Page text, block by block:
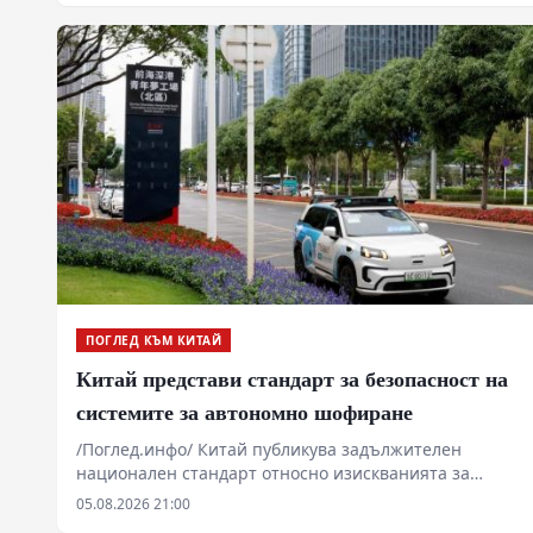
ПОГЛЕД КЪМ КИТАЙ
Китай представи стандарт за безопасност на
системите за автономно шофиране
/Поглед.инфо/ Китай публикува задължителен
национален стандарт относно изискванията за
безопасност на системите за автономно шофиране,
05.08.2026 21:00